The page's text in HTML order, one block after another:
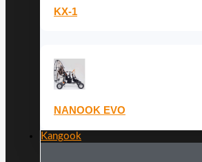
KX-1
NANOOK EVO
Kangook